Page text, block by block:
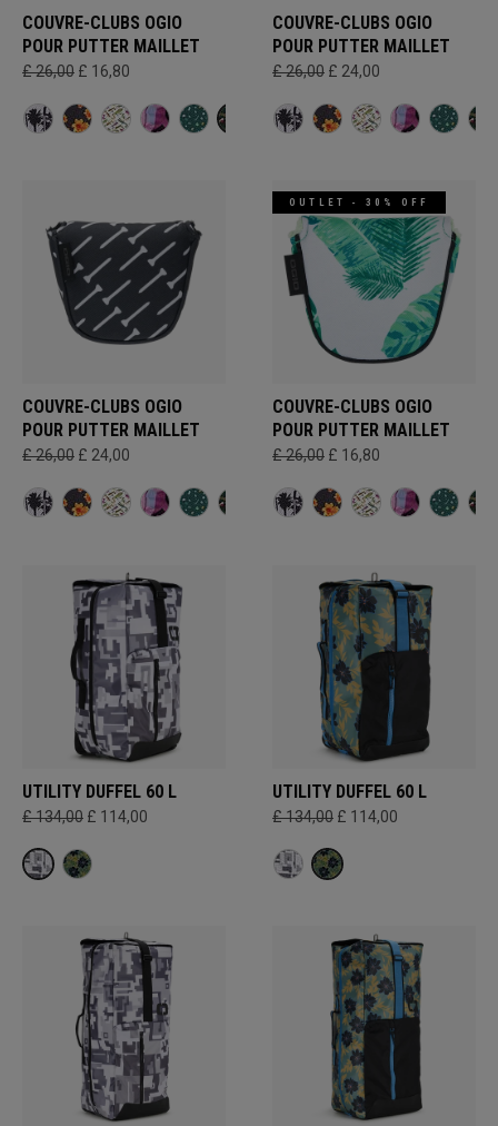
COUVRE-CLUBS OGIO
POUR PUTTER MAILLET
£ 26,00 £ 16,80
COUVRE-CLUBS OGIO
POUR PUTTER MAILLET
£ 26,00 £ 24,00
COUVRE-CLUBS OGIO
POUR PUTTER MAILLET
£ 26,00 £ 24,00
OUTLET - 30% OFF
COUVRE-CLUBS OGIO
POUR PUTTER MAILLET
£ 26,00 £ 16,80
UTILITY DUFFEL 60 L
£ 134,00 £ 114,00
UTILITY DUFFEL 60 L
£ 134,00 £ 114,00